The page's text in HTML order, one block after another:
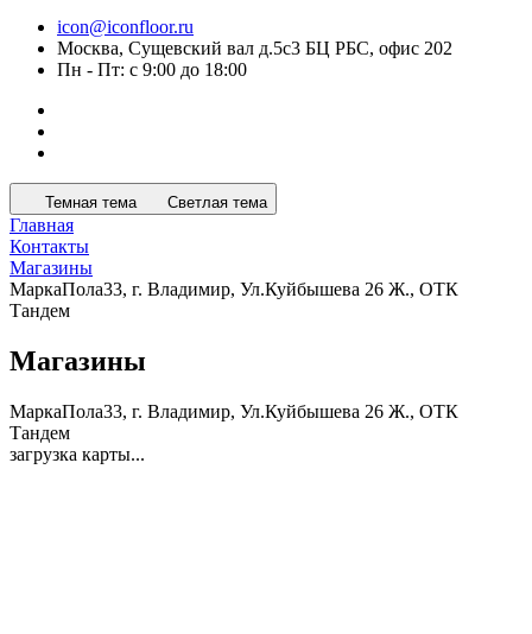
icon@iconfloor.ru
Москва, Сущевский вал д.5с3 БЦ РБС, офис 202
Пн - Пт: с 9:00 до 18:00
Темная тема Светлая тема
Главная
Контакты
Магазины
МаркаПола33, г. Владимир, Ул.Куйбышева 26 Ж., ОТК
Тандем
Магазины
МаркаПола33, г. Владимир, Ул.Куйбышева 26 Ж., ОТК
Тандем
загрузка карты...